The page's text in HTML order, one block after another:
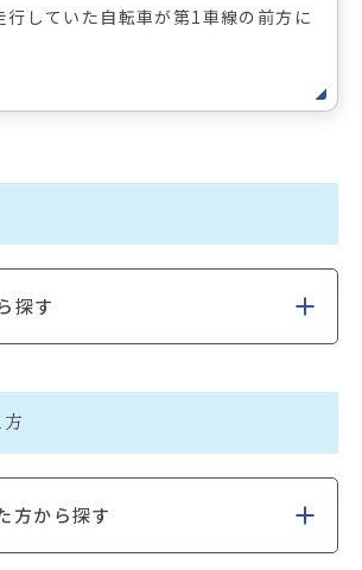
行していた自転車が第1車線の前方に
探す
方から探す